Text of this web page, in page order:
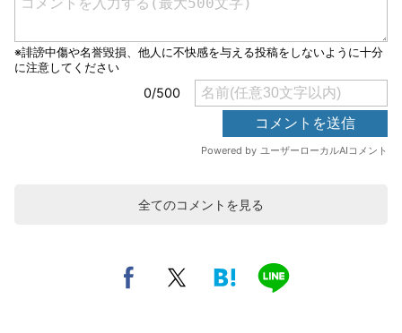
全てのコメントを見る